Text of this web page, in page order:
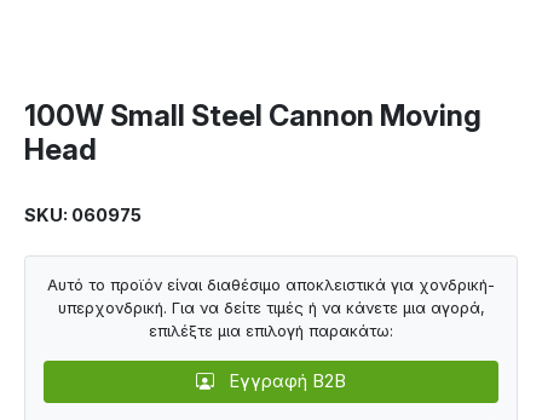
100W Small Steel Cannon Moving
Head
SKU: 060975
Αυτό το προϊόν είναι διαθέσιμο αποκλειστικά για χονδρική-
υπερχονδρική. Για να δείτε τιμές ή να κάνετε μια αγορά,
επιλέξτε μια επιλογή παρακάτω:
Εγγραφή B2B